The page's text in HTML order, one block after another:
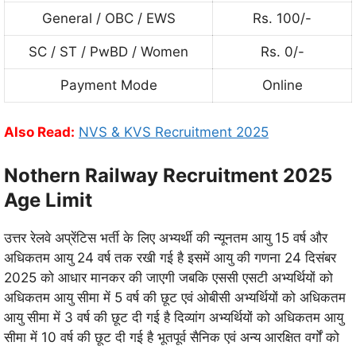
General / OBC / EWS Rs. 100/-
SC / ST / PwBD / Women Rs. 0/-
Payment Mode Online
Also Read: NVS & KVS Recruitment 2025
Nothern Railway Recruitment 2025
Age Limit
उत्तर रेलवे अप्रेंटिस भर्ती के लिए अभ्यर्थी की न्यूनतम आयु 15 वर्ष और
अधिकतम आयु 24 वर्ष तक रखी गई है इसमें आयु की गणना 24 दिसंबर
2025 को आधार मानकर की जाएगी जबकि एससी एसटी अभ्यर्थियों को
अधिकतम आयु सीमा में 5 वर्ष की छूट एवं ओबीसी अभ्यर्थियों को अधिकतम
आयु सीमा में 3 वर्ष की छूट दी गई है दिव्यांग अभ्यर्थियों को अधिकतम आयु
सीमा में 10 वर्ष की छूट दी गई है भूतपूर्व सैनिक एवं अन्य आरक्षित वर्गों को